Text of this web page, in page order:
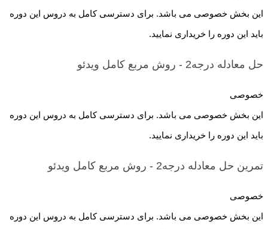
این بخش خصوصی می باشد. برای دسترسی کامل به دروس این دوره
باید این دوره را خریداری نمایید.
حل معادله درجه2 - روش مربع کامل ویدئو
خصوصی
این بخش خصوصی می باشد. برای دسترسی کامل به دروس این دوره
باید این دوره را خریداری نمایید.
تمرین حل معادله درجه2 - روش مربع کامل ویدئو
خصوصی
این بخش خصوصی می باشد. برای دسترسی کامل به دروس این دوره